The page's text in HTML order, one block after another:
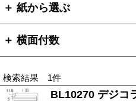
＋ 紙から選ぶ
＋ 横面付数
検索結果 1件
BL10270 デジコ